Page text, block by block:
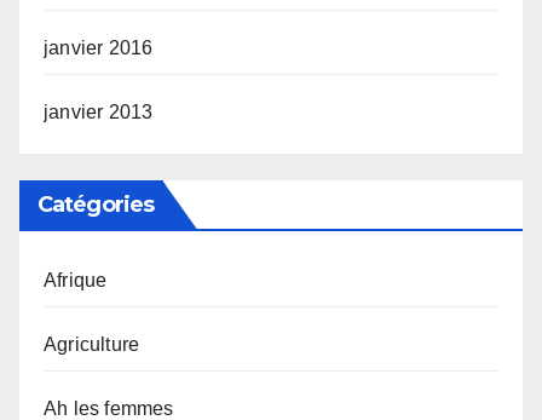
janvier 2016
janvier 2013
Catégories
Afrique
Agriculture
Ah les femmes